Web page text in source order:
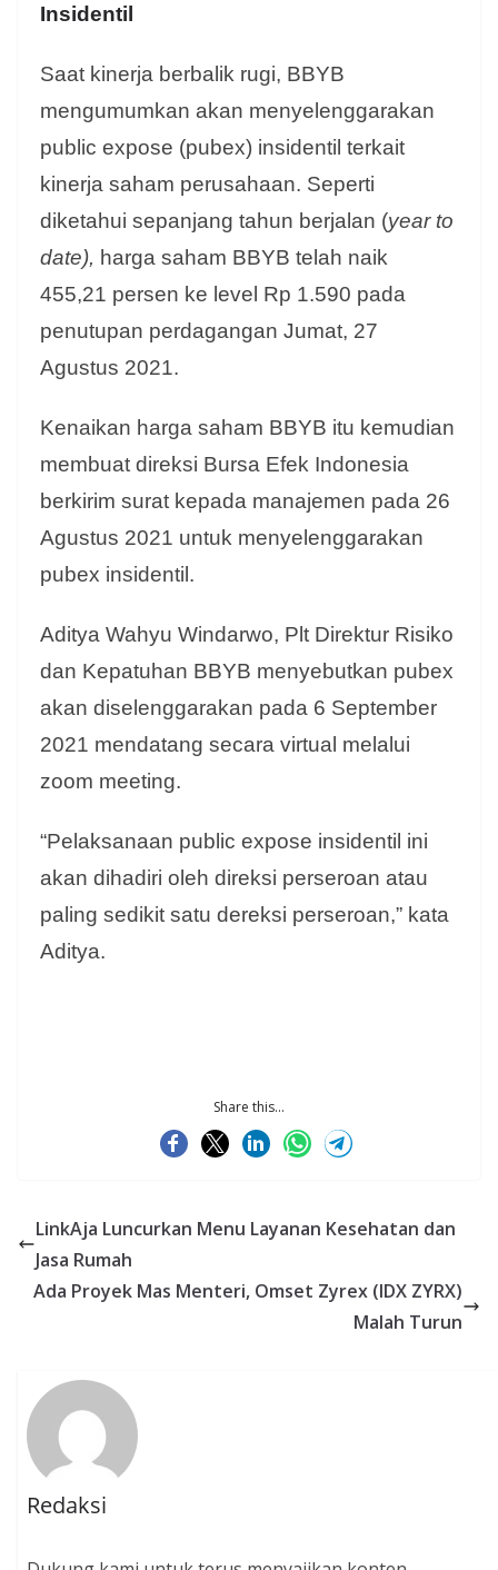
Insidentil
Saat kinerja berbalik rugi, BBYB
mengumumkan akan menyelenggarakan
public expose (pubex) insidentil terkait
kinerja saham perusahaan. Seperti
diketahui sepanjang tahun berjalan (year to
date), harga saham BBYB telah naik
455,21 persen ke level Rp 1.590 pada
penutupan perdagangan Jumat, 27
Agustus 2021.
Kenaikan harga saham BBYB itu kemudian
membuat direksi Bursa Efek Indonesia
berkirim surat kepada manajemen pada 26
Agustus 2021 untuk menyelenggarakan
pubex insidentil.
Aditya Wahyu Windarwo, Plt Direktur Risiko
dan Kepatuhan BBYB menyebutkan pubex
akan diselenggarakan pada 6 September
2021 mendatang secara virtual melalui
zoom meeting.
“Pelaksanaan public expose insidentil ini
akan dihadiri oleh direksi perseroan atau
paling sedikit satu dereksi perseroan,” kata
Aditya.
Share this...
LinkAja Luncurkan Menu Layanan Kesehatan dan
Jasa Rumah
Ada Proyek Mas Menteri, Omset Zyrex (IDX ZYRX)
Malah Turun
Redaksi